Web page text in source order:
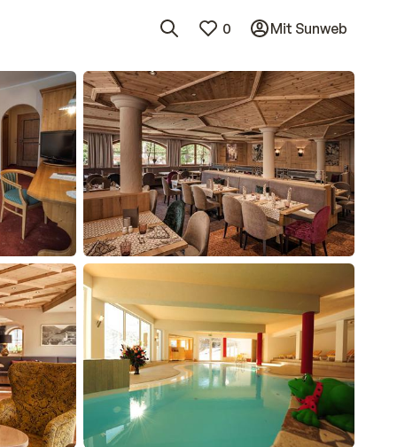
0 Mit Sunweb